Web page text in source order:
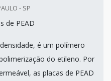
- SP
de PEAD
é um polímero
do etileno. Por
as placas de PEAD